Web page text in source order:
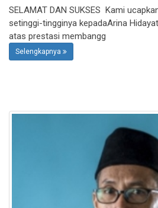
SELAMAT DAN SUKSES Kami
setinggi-tingginya kepadaArina
atas prestasi membangg
Selengkapnya